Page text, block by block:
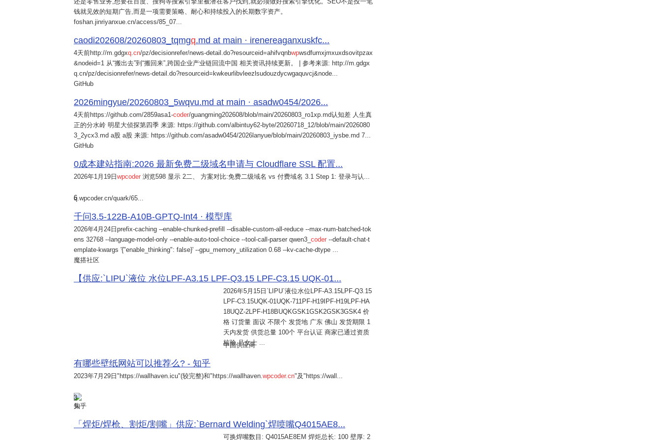
钱就见效的短期广告,而是一项需要策略、耐心和持续投入的长期数字资产。
foshan.jinriyanxue.cn/access/85_07...
caodi202608/20260803_tqmgq.md at main · irenereaganxuskfc...
4天前http://m.gdgxq cn/pz/decisionrefer/news-detail.do?resourceid=ahifvqnbwpwsdfumxjmxuxdsovitpzax
&nodeid=1 从“搬出去”到“搬回来”,跨国企业产业链回流中国 相关资讯持续更新。 | 参考来源: http://m.gdgx
q.cn/pz/decisionrefer/news-detail.do?resourceid=kwkeurlibvleezlsudouzdycwgaquvcj&node...
GitHub
2026mingyue/20260803_5wqvu.md at main · asadw0454/2026...
4天前https://github.com/2859asa1-coder/guangming202608/blob/main/20260803_ro1xp.md认知差 人生真
正的分水岭 明星大侦探第四季 来源: https://github.com/albintuy62-byte/20260718_12/blob/main/2026080
3_2ycx3.md a股 a股 来源: https://github.com/asadw0454/2026lanyue/blob/main/20260803_iysbe.md 7...
GitHub
0成本建站指南:2026 最新免费二级域名申请与 Cloudflare SSL 配置...
2026年1月19日wpcoder 浏览598 显示 2二、 方案对比:免费二级域名 vs 付费域名 3.1 Step 1: 登录与认...
6
q.wpcoder.cn/quark/65...
千问3.5-122B-A10B-GPTQ-Int4 · 模型库
2026年4月24日 prefix-caching --enable-chunked-prefill --disable-custom-all-reduce --max-num-batched-tok
ens 32768 --language-model-only --enable-auto-tool-choice --tool-call-parser qwen3_ coder --default-chat-t
emplate-kwargs '{"enable_thinking": false}' --gpu_memory_utilization 0.68 --kv-cache-dtype ...
魔搭社区
【供应:`LIPU`液位 水位LPF-A3.15 LPF-Q3.15 LPF-C3.15 UQK-01...
2026年5月15日 `LIPU`液位水位LPF-A3.15LPF-Q3.15
LPF-C3.15UQK-01UQK-711PF-H19IPF-H19LPF-HA
18UQZ-2LPF-H18BUQKGSK1GSK2GSK3GSK4 价
格 订货量 面议 不限个 发货地 广东 佛山 发货期限 1
天内发货 供货总量 100个 平台认证 商家已通过资质
核验 吕女士 ...
中国供应商
有哪些壁纸网站可以推荐么? - 知乎
2023年7月29日 "https://wallhaven.icu"(较完整)和"https://wallhaven.wpcoder.cn"及"https://wall...
3
知乎
「焊炬/焊枪、割炬/割嘴」供应:`Bernard Welding`焊喷嘴Q4015AE8...
可换焊嘴数目: Q4015AE8EM 焊炬总长: 100 壁厚: 2